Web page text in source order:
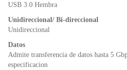
USB 3.0 Hembra
Unidireccional/ Bi-direccional
Unidireccional
Datos
Admite transferencia de datos hasta 5
especificacion